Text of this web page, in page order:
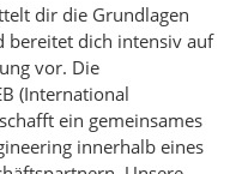
dir die Grundlagen
bereitet dich intensiv auf
vor. Die
(International
ein gemeinsames
innerhalb eines